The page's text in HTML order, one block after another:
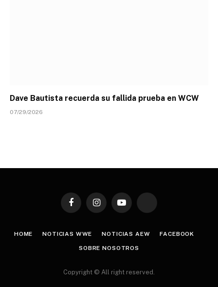
Dave Bautista recuerda su fallida prueba en WCW
07/29/2026
FacebookInstagramYouTube TikTok
HOME NOTICIAS WWE NOTICIAS AEW FACEBOOK
SOBRE NOSOTROS
Copyright © All right reserved.